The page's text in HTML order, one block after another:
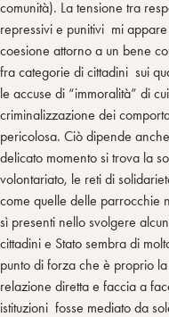
comunità). La tensione tra
repressivi e punitivi mi
coesione attorno a un bene
fra categorie di cittadini sui
le accuse di “immoralità” di
criminalizzazione dei
pericolosa. Ciò dipende
delicato momento si trova la
volontariato, le reti di
come quelle delle parrocchie
sì presenti nello svolgere
cittadini e Stato sembra di
punto di forza che è proprio
relazione diretta e faccia a
istituzioni fosse mediato da